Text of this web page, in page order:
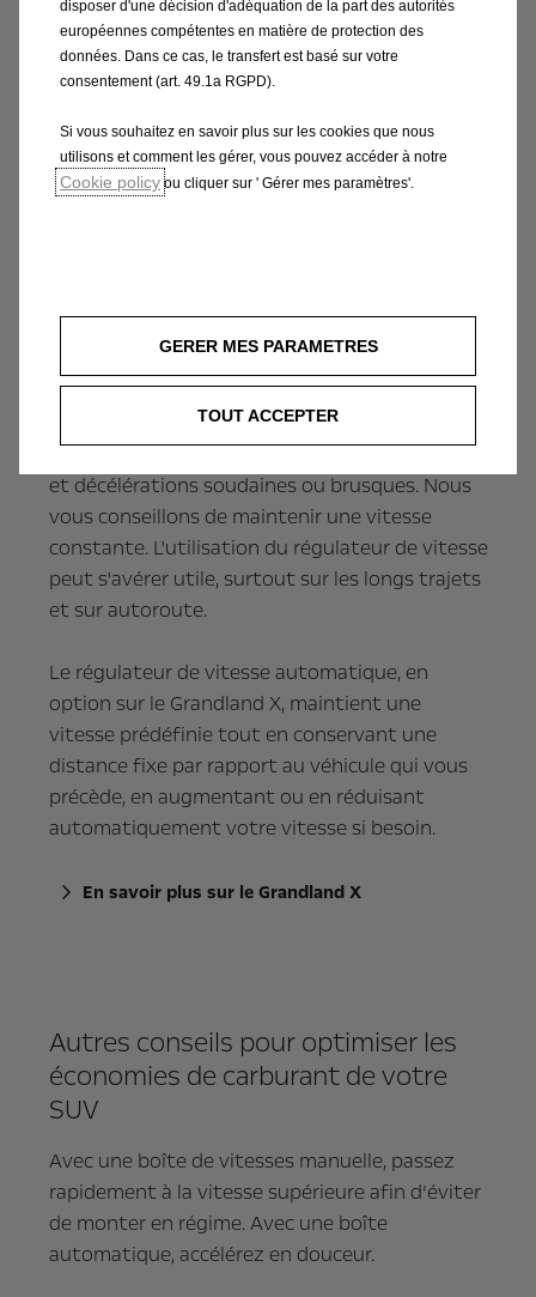
Pourquoi est-il important de
contrôler votre vitesse ?
carburant. Avant toute chose : ralentissez. La
consommation de carburant augmente de
façon exponentielle à vitesse élevée. Il est
également préférable d'éviter les accélérations
et décélérations soudaines ou brusques. Nous
vous conseillons de maintenir une vitesse
constante. L'utilisation du régulateur de vitesse
peut s'avérer utile, surtout sur les longs trajets
et sur autoroute.
Le régulateur de vitesse automatique, en
option sur le Grandland X, maintient une
vitesse prédéfinie tout en conservant une
distance fixe par rapport au véhicule qui vous
précède, en augmentant ou en réduisant
automatiquement votre vitesse si besoin.
En savoir plus sur le Grandland X
Autres conseils pour optimiser les
économies de carburant de votre
SUV
Avec une boîte de vitesses manuelle, passez
rapidement à la vitesse supérieure afin d’éviter
de monter en régime. Avec une boîte
automatique, accélérez en douceur.
disposer d'une décision d'adéquation de la part des autorités
européennes compétentes en matière de protection des
données. Dans ce cas, le transfert est basé sur votre
consentement (art. 49.1a RGPD).
Si vous souhaitez en savoir plus sur les cookies que nous
utilisons et comment les gérer, vous pouvez accéder à notre
Cookie policy ou cliquer sur ' Gérer mes paramètres'.
GERER MES PARAMETRES
TOUT ACCEPTER